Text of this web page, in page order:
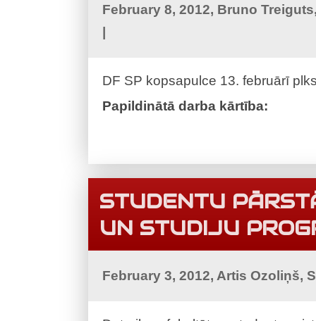
February 8, 2012, Bruno
DF SP kopsapulce 13. februārī
Papildinātā darba kārtība:
STUDENTU
UN STUDIJU
February 3, 2012, Artis Ozoliņš,